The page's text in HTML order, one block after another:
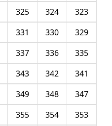
323
324
325
329
330
331
335
336
337
341
342
343
347
348
349
353
354
355